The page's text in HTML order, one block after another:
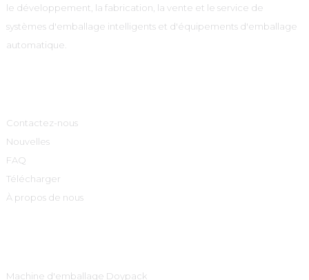
le développement, la fabrication, la vente et le service de
systèmes d'emballage intelligents et d'équipements d'emballage
automatique.
Contactez-nous
Nouvelles
FAQ
Télécharger
À propos de nous
Machine d'emballage Doypack